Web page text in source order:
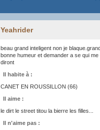
Yeahrider
beau grand inteligent non je
bonne humeur et demander a se qui
diront
Il habite à :
CANET EN ROUSSILLON (66)
Il aime :
le dirt le street titou la bierre les filles...
Il n'aime pas :